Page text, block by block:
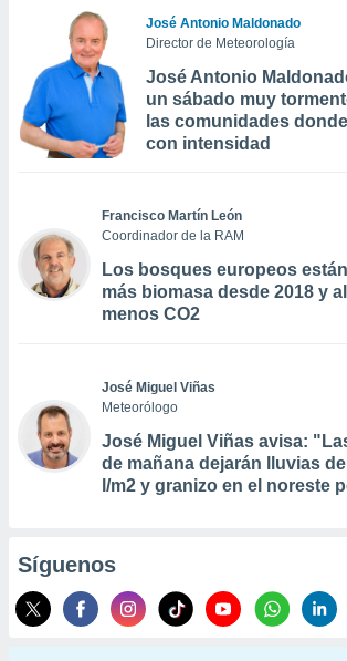
José Antonio Maldonado
Director de Meteorología
José Antonio
un sábado muy
las comunidades
con intensidad
Francisco Martín León
Coordinador de la RAM
Los bosques europeos
más biomasa desde 2018 y
menos CO2
José Miguel Viñas
Meteorólogo
José Miguel Viñas avisa:
de mañana dejarán lluvias
l/m2 y granizo en el noreste
Síguenos